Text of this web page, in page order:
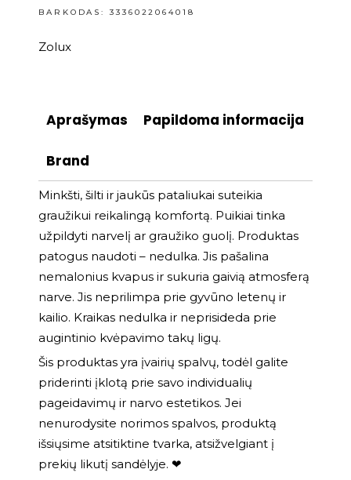
BARKODAS: 3336022064018
Zolux
Aprašymas Papildoma informacija
Brand
Minkšti, šilti ir jaukūs pataliukai suteikia
graužikui reikalingą komfortą. Puikiai tinka
užpildyti narvelį ar graužiko guolį. Produktas
patogus naudoti – nedulka. Jis pašalina
nemalonius kvapus ir sukuria gaivią atmosferą
narve. Jis neprilimpa prie gyvūno letenų ir
kailio. Kraikas nedulka ir neprisideda prie
augintinio kvėpavimo takų ligų.
Šis produktas yra įvairių spalvų, todėl galite
priderinti įklotą prie savo individualių
pageidavimų ir narvo estetikos. Jei
nenurodysite norimos spalvos, produktą
išsiųsime atsitiktine tvarka, atsižvelgiant į
prekių likutį sandėlyje. ❤